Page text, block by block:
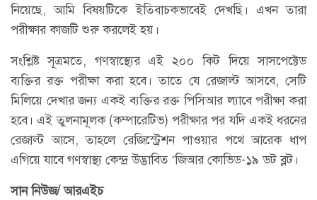
নিয়েছে, আমি বিষয়টিকে ইতিবাচকভাবেই দেখছি। এখন তারা
পরীক্ষার কাজটি শুরু করলেই হয়।
সংশ্লিষ্ট সূত্রমতে, গণস্বাস্থ্যের এই ২০০ কিট দিয়ে সাসপেক্টেড
ব্যক্তির রক্ত পরীক্ষা করা হবে। তাতে যে রেজাল্ট আসবে, সেটি
মিলিয়ে দেখার জন্য একই ব্যক্তির রক্ত পিসিআর ল্যাবে পরীক্ষা করা
হবে। এই তুলনামূলক (কম্পারেটিভ) পরীক্ষার পর যদি একই ধরনের
রেজাল্ট আসে, তাহলে রেজিস্ট্রেশন পাওয়ার পথে আরেক ধাপ
এগিয়ে যাবে গণস্বাস্থ্য কেন্দ্র উদ্ভাবিত ‘জিআর কোভিড-১৯ ডট ব্লট।
সান নিউজ/ আরএইচ